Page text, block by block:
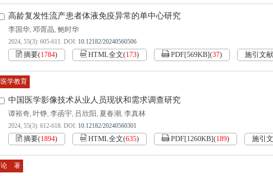
高龄复发性流产患者体液免疫异常的单中心研究
李国华, 邓胥晶, 鲍时华
2024, 55(3): 605-611. DOI: 10.12182/20240560506
摘要(1784) HTML全文(173) PDF[569KB](37) 施引文献
医学教育
中国医学影像技术从业人员现状和需求调查研究
谭裕奇, 叶铮, 李函宇, 吕欣阳, 夏春潮, 李真林
2024, 55(3): 612-618. DOI: 10.12182/20240560301
摘要(1894) HTML全文(635) PDF[1260KB](189) 施引
论 著